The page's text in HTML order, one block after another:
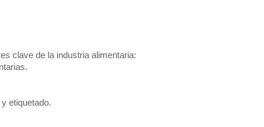
clave de la industria alimentaria:
etiquetado.